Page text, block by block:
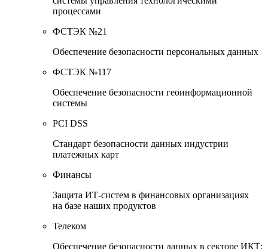
процессами
ФСТЭК №21
Обеспечение безопасности персональных данных
ФСТЭК №117
Обеспечение безопасности геоинформационной
системы
PCI DSS
Стандарт безопасности данных индустрии
платежных карт
Финансы
Защита ИТ-систем в финансовых организациях
на базе наших продуктов
Телеком
Обеспечение безопасности данных в секторе ИКТ: